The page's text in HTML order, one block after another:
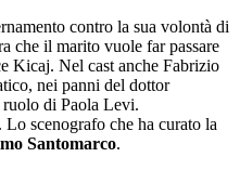
contro la sua volontà di
che il marito vuole far passare
Kicaj. Nel cast anche Fabrizio
nei panni del dottor
di Paola Levi.
Lo scenografo che ha curato la
Santomarco.